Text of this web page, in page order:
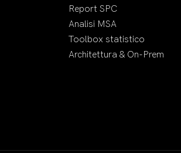
Report SPC
Analisi MSA
Toolbox statistico
Architettura & On-Prem